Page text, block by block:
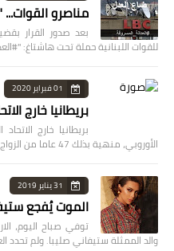
مناصرو
بعد صدور القرار
للقوات اللبنانية حملة تحت هاشتاغ:
01 فبراير 2020
بريطانيا خارج
الأوروبي، منهية بذلك 47 عاما من الزواج الصاخب بين لند…
31 يناير 2019
الموت يُفجع
والد الممثلة ستيفاني صليبا. ولم تحدد